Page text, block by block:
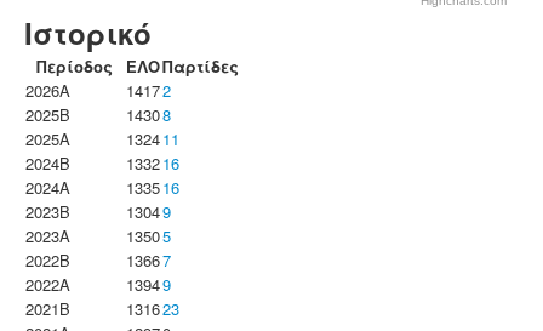
Ιστορικό
Περίοδος ΕΛΟΠαρτίδες
2026A
14172
2025B
14308
2025A
132411
2024B
133216
2024A
133516
2023B
13049
2023Α
13505
2022B
13667
2022A
13949
2021B
131623